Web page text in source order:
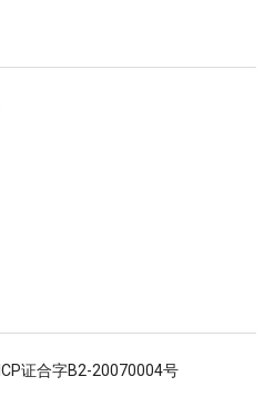
ICP证合字B2-20070004号